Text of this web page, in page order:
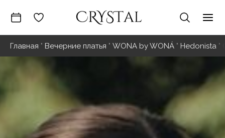
содержимому
Главная " Вечерние платья " WONA by WONÁ " Hedonista "